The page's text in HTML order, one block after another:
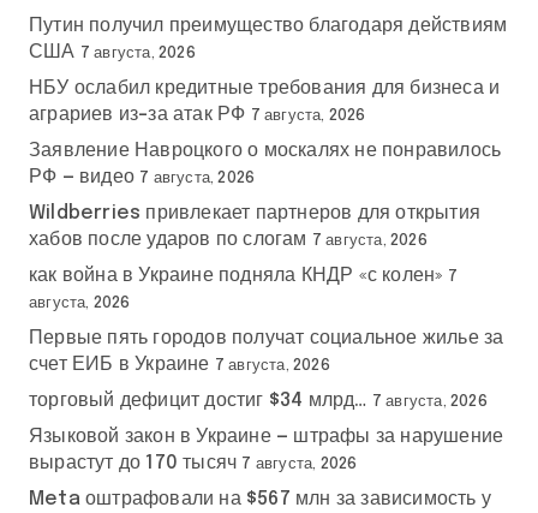
Путин получил преимущество благодаря действиям
США 7 августа, 2026
НБУ ослабил кредитные требования для бизнеса и
аграриев из-за атак РФ 7 августа, 2026
Заявление Навроцкого о москалях не понравилось
РФ — видео 7 августа, 2026
Wildberries привлекает партнеров для открытия
хабов после ударов по слогам 7 августа, 2026
как война в Украине подняла КНДР «с колен» 7
августа, 2026
Первые пять городов получат социальное жилье за
счет ЕИБ в Украине 7 августа, 2026
торговый дефицит достиг $34 млрд… 7 августа, 2026
Языковой закон в Украине — штрафы за нарушение
вырастут до 170 тысяч 7 августа, 2026
Meta оштрафовали на $567 млн за зависимость у